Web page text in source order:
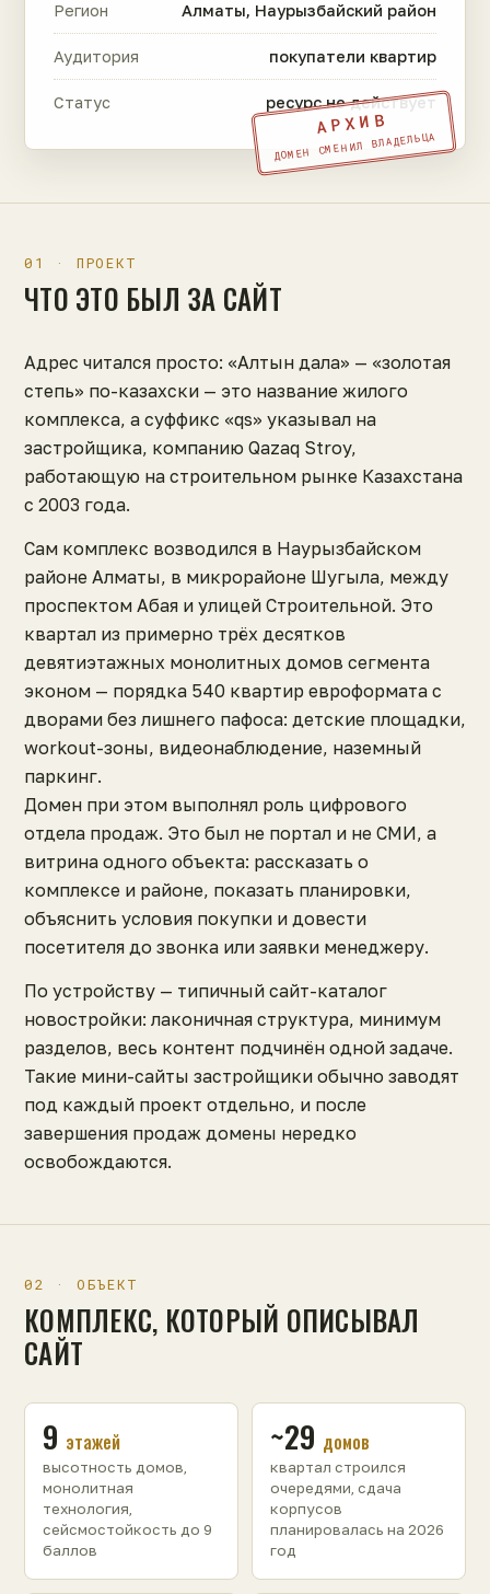
Регион Алматы, Наурызбайский район
Аудитория покупатели квартир
Статус ресурс не действует
АРХИВ
ДОМЕН СМЕНИЛ ВЛАДЕЛЬЦА
01 · ПРОЕКТ
ЧТО ЭТО БЫЛ ЗА САЙТ
Адрес читался просто: «Алтын дала» — «золотая
степь» по-казахски — это название жилого
комплекса, а суффикс «qs» указывал на
застройщика, компанию Qazaq Stroy,
работающую на строительном рынке Казахстана
с 2003 года.
Сам комплекс возводился в Наурызбайском
районе Алматы, в микрорайоне Шугыла, между
проспектом Абая и улицей Строительной. Это
квартал из примерно трёх десятков
девятиэтажных монолитных домов сегмента
эконом — порядка 540 квартир евроформата с
дворами без лишнего пафоса: детские площадки,
workout-зоны, видеонаблюдение, наземный
паркинг.
Домен при этом выполнял роль цифрового
отдела продаж. Это был не портал и не СМИ, а
витрина одного объекта: рассказать о
комплексе и районе, показать планировки,
объяснить условия покупки и довести
посетителя до звонка или заявки менеджеру.
По устройству — типичный сайт-каталог
новостройки: лаконичная структура, минимум
разделов, весь контент подчинён одной задаче.
Такие мини-сайты застройщики обычно заводят
под каждый проект отдельно, и после
завершения продаж домены нередко
освобождаются.
02 · ОБЪЕКТ
КОМПЛЕКС, КОТОРЫЙ ОПИСЫВАЛ
САЙТ
9 этажей
высотность домов,
монолитная
технология,
сейсмостойкость до 9
баллов
~29 домов
квартал строился
очередями, сдача
корпусов
планировалась на 2026
год